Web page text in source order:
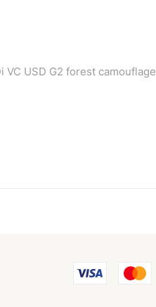
VC USD G2 forest camouflage